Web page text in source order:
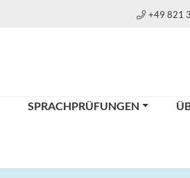
+49 821
SPRACHPRÜFUNGEN